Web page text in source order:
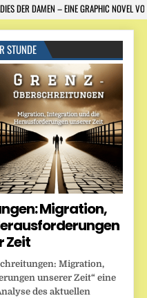
DER DAMEN – EINE GRAPHIC NOVEL
STUNDE
Migration,
Zeit
Migration,
unserer Zeit“ eine
des aktuellen